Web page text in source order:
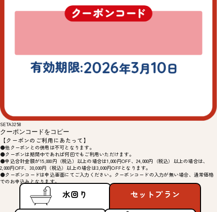
SETA3258
クーポンコードをコピー
【クーポンのご利用にあたって】
●他クーポンとの併用は不可となります。
●クーポンは期間中であれば何回でもご利用いただけます。
●申込合計金額が15,000円（税込）以上の場合は1,000円OFF、24,000円（税込）以上の場合は、
2,000円OFF、30,000円（税込）以上の場合は3,000円OFFとなります。
●クーポンコードは申込画面にてご入力ください。クーポンコードの入力が無い場合、通常価格
でのお申込みとなります。
水回り セットプラン